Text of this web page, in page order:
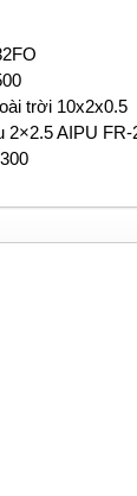
trời 10x2x0.5
2×2.5 AIPU